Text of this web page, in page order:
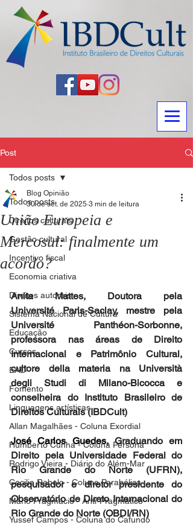
Post
Todos posts
Direitos culturais
Gestão cultural
Incentivo fiscal
Economia criativa
Direitos autorais
Sistema Nacional de Cultura
Educação
Cursos
EAD
Fomento
Linguagens artísticas
Allan Magalhães - Coluna Exordial
Humberto Cunha - Coluna Persona
Rodrigo Vieira - Diário do Além-Mar
Cecilia Rabelo - Coluna Parabólica
Mário Pragmácio - Anti-Pragmático
Yussef Campos - Coluna do Cafundó
Todos posts
União Europeia e
Mercosul: finalmente um
acordo?
Blog Opinião
30 de set. de 2025 3 min de leitura
Anita Mattes, Doutora pela
Université Paris-Saclay, mestre pela
Université Panthéon-Sorbonne,
professora nas áreas de Direito
Internacional e Patrimônio Cultural,
cultore della materia na Università
degli Studi di Milano-Bicocca e
conselheira do Instituto Brasileiro de
Direitos Culturais (IBDCult)
José Carlos Guedes, Graduando em
Direito pela Universidade Federal do
Rio Grande do Norte (UFRN),
pesquisador e diretor presidente do
Observatório de Direto Internacional do
Rio Grande do Norte (OBDI/RN)